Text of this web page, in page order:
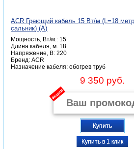
ACR Греющий кабель 15 Вт/м (L=18
сальник) (А)
Мощность, Вт/м.: 15
Длина кабеля, м: 18
Напряжение, В: 220
Бренд: ACR
Назначение кабеля: обогрев труб
9 350 руб.
акция
Купить
Купить в 1 клик